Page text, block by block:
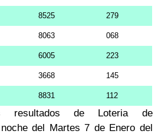
8525 279
8063 068
6005 223
3668 145
8831 112
resultados de Loteria de
del Martes 7 de Enero del